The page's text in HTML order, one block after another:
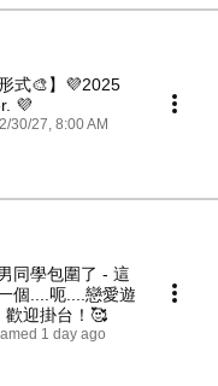
式🎨】💜2025
💜
30/27, 8:00 AM
同學包圍了 - 這
個....呃....戀愛遊
歡迎掛台！🥰
1 day ago